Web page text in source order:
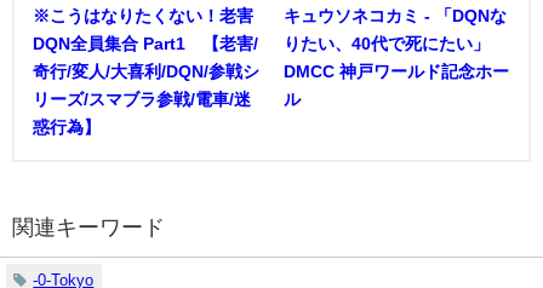
※こうはなりたくない！老害
DQN全員集合 Part1 【老害/
奇行/変人/大喜利/DQN/参戦シ
リーズ/スマブラ参戦/電車/迷
惑行為】
キュウソネコカミ - 「DQNな
りたい、40代で死にたい」
DMCC 神戸ワールド記念ホー
ル
関連キーワード
-0-Tokyo